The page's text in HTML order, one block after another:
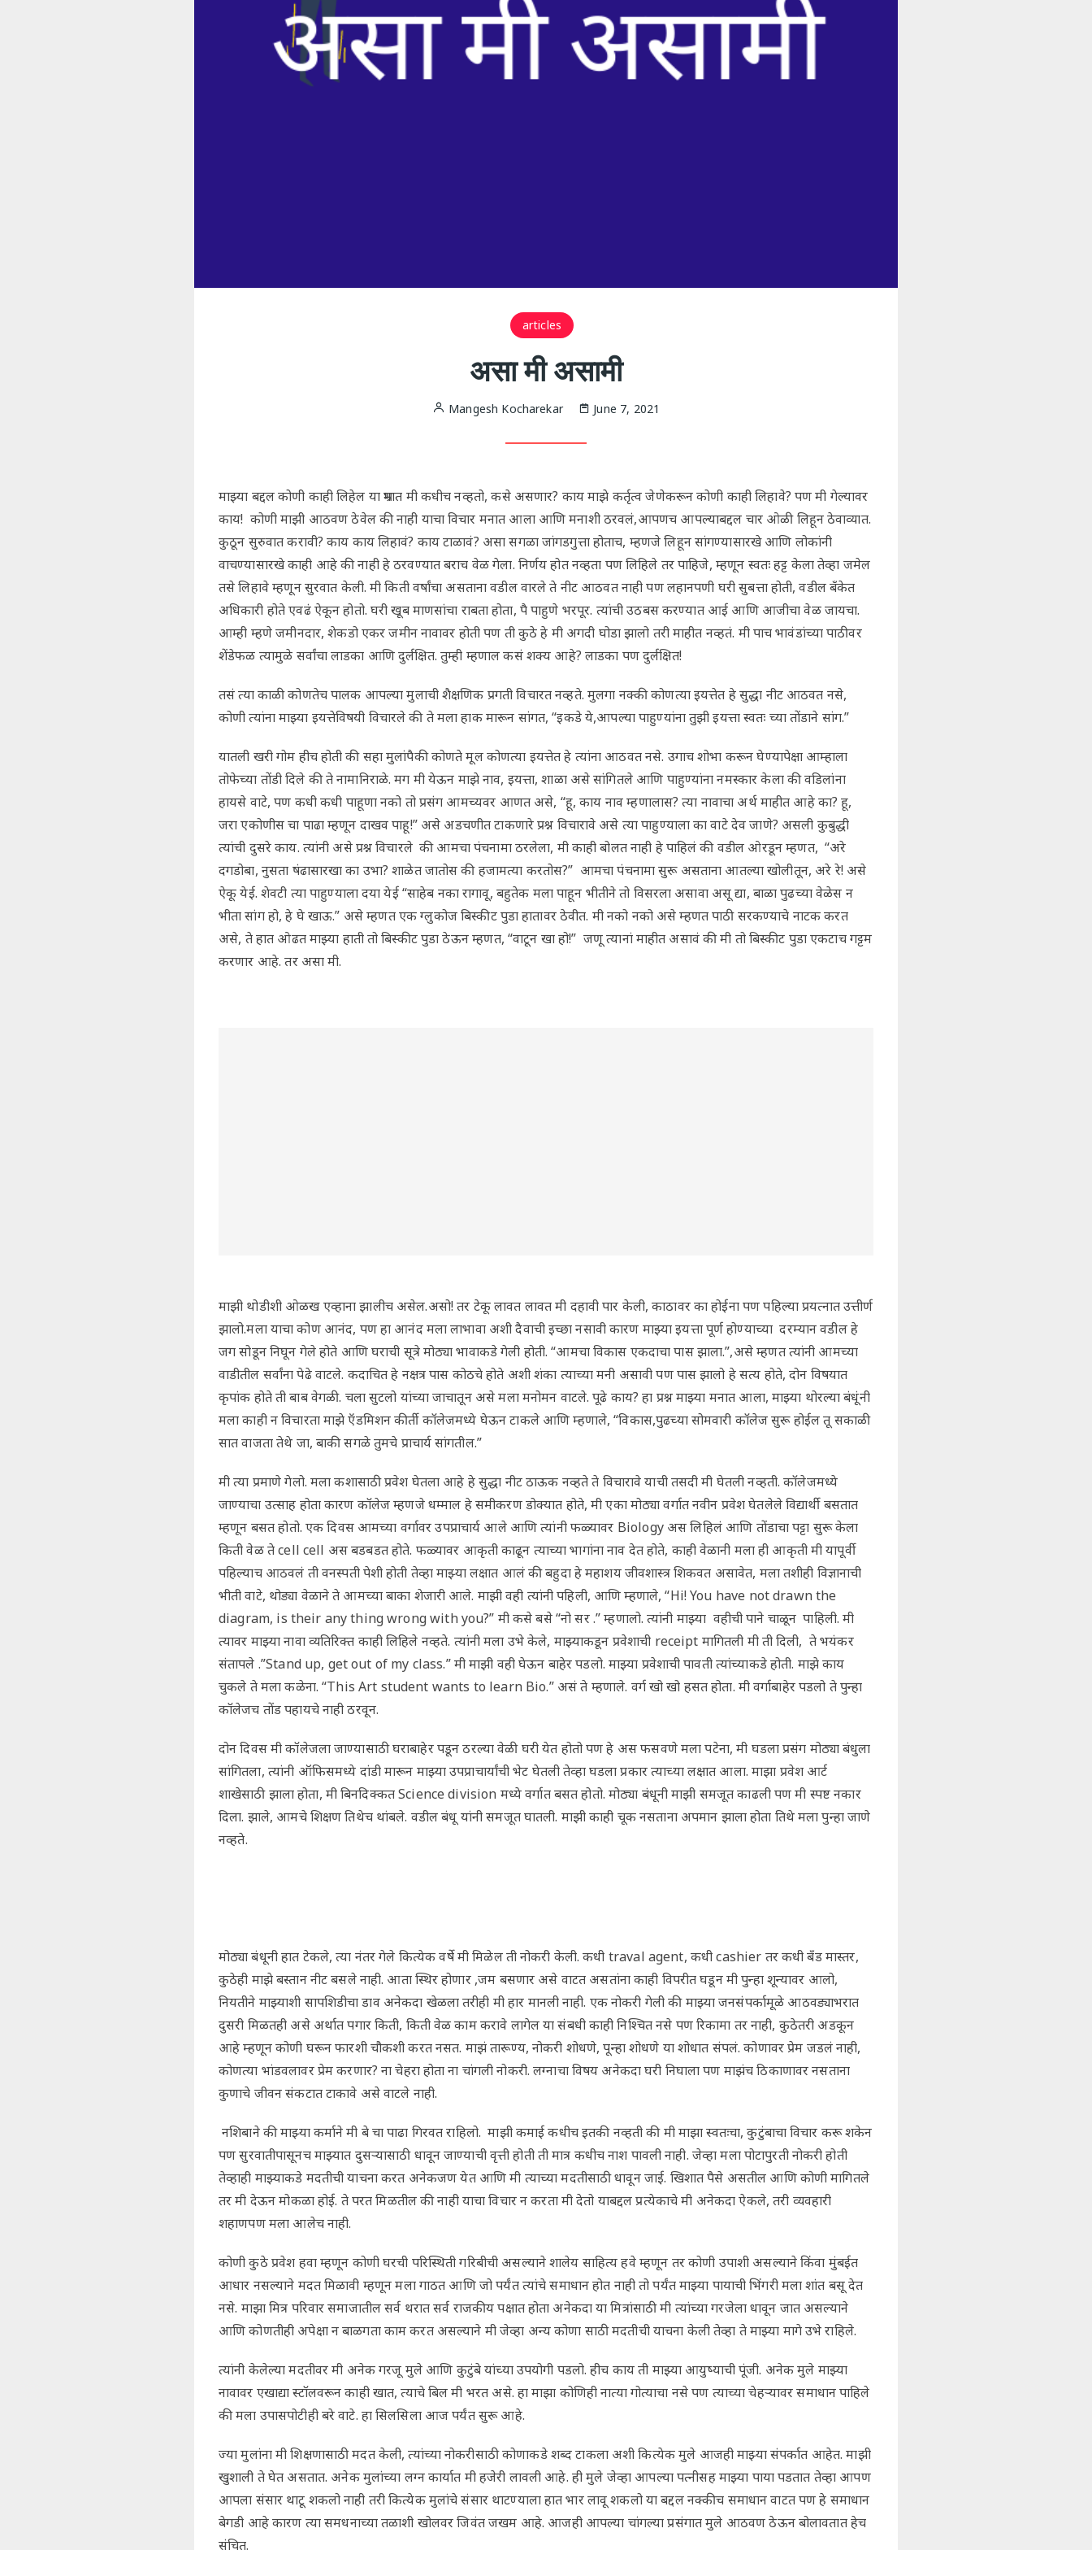
articles
असा मी असामी
Mangesh Kocharekar June 7, 2021
माझ्या बद्दल कोणी काही लिहेल या भ्रमात मी कधीच नव्हतो, कसे असणार? काय माझे कर्तृत्व जेणेकरून कोणी काही लिहावे? पण मी गेल्यावर
काय! कोणी माझी आठवण ठेवेल की नाही याचा विचार मनात आला आणि मनाशी ठरवलं,आपणच आपल्याबद्दल चार ओळी लिहून ठेवाव्यात.
कुठून सुरुवात करावी? काय काय लिहावं? काय टाळावं? असा सगळा जांगडगुत्ता होताच, म्हणजे लिहून सांगण्यासारखे आणि लोकांनी
वाचण्यासारखे काही आहे की नाही हे ठरवण्यात बराच वेळ गेला. निर्णय होत नव्हता पण लिहिले तर पाहिजे, म्हणून स्वतः हट्ट केला तेव्हा जमेल
तसे लिहावे म्हणून सुरवात केली. मी किती वर्षांचा असताना वडील वारले ते नीट आठवत नाही पण लहानपणी घरी सुबत्ता होती, वडील बँकेत
अधिकारी होते एवढं ऐकून होतो. घरी खूब माणसांचा राबता होता, पै पाहुणे भरपूर. त्यांची उठबस करण्यात आई आणि आजीचा वेळ जायचा.
आम्ही म्हणे जमीनदार, शेकडो एकर जमीन नावावर होती पण ती कुठे हे मी अगदी घोडा झालो तरी माहीत नव्हतं. मी पाच भावंडांच्या पाठीवर
शेंडेफळ त्यामुळे सर्वांचा लाडका आणि दुर्लक्षित. तुम्ही म्हणाल कसं शक्य आहे? लाडका पण दुर्लक्षित!
तसं त्या काळी कोणतेच पालक आपल्या मुलाची शैक्षणिक प्रगती विचारत नव्हते. मुलगा नक्की कोणत्या इयत्तेत हे सुद्धा नीट आठवत नसे,
कोणी त्यांना माझ्या इयत्तेविषयी विचारले की ते मला हाक मारून सांगत, “इकडे ये,आपल्या पाहुण्यांना तुझी इयत्ता स्वतः च्या तोंडाने सांग.”
यातली खरी गोम हीच होती की सहा मुलांपैकी कोणते मूल कोणत्या इयत्तेत हे त्यांना आठवत नसे. उगाच शोभा करून घेण्यापेक्षा आम्हाला
तोफेच्या तोंडी दिले की ते नामानिराळे. मग मी येऊन माझे नाव, इयत्ता, शाळा असे सांगितले आणि पाहुण्यांना नमस्कार केला की वडिलांना
हायसे वाटे, पण कधी कधी पाहूणा नको तो प्रसंग आमच्यवर आणत असे, “हू, काय नाव म्हणालास? त्या नावाचा अर्थ माहीत आहे का? हू,
जरा एकोणीस चा पाढा म्हणून दाखव पाहू!” असे अडचणीत टाकणारे प्रश्न विचारावे असे त्या पाहुण्याला का वाटे देव जाणे? असली कुबुद्धी
त्यांची दुसरे काय. त्यांनी असे प्रश्न विचारले की आमचा पंचनामा ठरलेला, मी काही बोलत नाही हे पाहिलं की वडील ओरडून म्हणत, “अरे
दगडोबा, नुसता षंढासारखा का उभा? शाळेत जातोस की हजामत्या करतोस?” आमचा पंचनामा सुरू असताना आतल्या खोलीतून, अरे रे! असे
ऐकू येई. शेवटी त्या पाहुण्याला दया येई “साहेब नका रागावू, बहुतेक मला पाहून भीतीने तो विसरला असावा असू द्या, बाळा पुढच्या वेळेस न
भीता सांग हो, हे घे खाऊ.” असे म्हणत एक ग्लुकोज बिस्कीट पुडा हातावर ठेवीत. मी नको नको असे म्हणत पाठी सरकण्याचे नाटक करत
असे, ते हात ओढत माझ्या हाती तो बिस्कीट पुडा ठेऊन म्हणत, “वाटून खा हो!” जणू त्यानां माहीत असावं की मी तो बिस्कीट पुडा एकटाच गट्टम
करणार आहे. तर असा मी.
माझी थोडीशी ओळख एव्हाना झालीच असेल.असो! तर टेकू लावत लावत मी दहावी पार केली, काठावर का होईना पण पहिल्या प्रयत्नात उत्तीर्ण
झालो.मला याचा कोण आनंद, पण हा आनंद मला लाभावा अशी दैवाची इच्छा नसावी कारण माझ्या इयत्ता पूर्ण होण्याच्या दरम्यान वडील हे
जग सोडून निघून गेले होते आणि घराची सूत्रे मोठ्या भावाकडे गेली होती. “आमचा विकास एकदाचा पास झाला.”,असे म्हणत त्यांनी आमच्या
वाडीतील सर्वांना पेढे वाटले. कदाचित हे नक्षत्र पास कोठचे होते अशी शंका त्याच्या मनी असावी पण पास झालो हे सत्य होते, दोन विषयात
कृपांक होते ती बाब वेगळी. चला सुटलो यांच्या जाचातून असे मला मनोमन वाटले. पूढे काय? हा प्रश्न माझ्या मनात आला, माझ्या थोरल्या बंधूंनी
मला काही न विचारता माझे ऍडमिशन कीर्ती कॉलेजमध्ये घेऊन टाकले आणि म्हणाले, “विकास,पुढच्या सोमवारी कॉलेज सुरू होईल तू सकाळी
सात वाजता तेथे जा, बाकी सगळे तुमचे प्राचार्य सांगतील.”
मी त्या प्रमाणे गेलो. मला कशासाठी प्रवेश घेतला आहे हे सुद्धा नीट ठाऊक नव्हते ते विचारावे याची तसदी मी घेतली नव्हती. कॉलेजमध्ये
जाण्याचा उत्साह होता कारण कॉलेज म्हणजे धम्माल हे समीकरण डोक्यात होते, मी एका मोठ्या वर्गात नवीन प्रवेश घेतलेले विद्यार्थी बसतात
म्हणून बसत होतो. एक दिवस आमच्या वर्गावर उपप्राचार्य आले आणि त्यांनी फळ्यावर Biology अस लिहिलं आणि तोंडाचा पट्टा सुरू केला
किती वेळ ते cell cell अस बडबडत होते. फळ्यावर आकृती काढून त्याच्या भागांना नाव देत होते, काही वेळानी मला ही आकृती मी यापूर्वी
पहिल्याच आठवलं ती वनस्पती पेशी होती तेव्हा माझ्या लक्षात आलं की बहुदा हे महाशय जीवशास्त्र शिकवत असावेत, मला तशीही विज्ञानाची
भीती वाटे, थोड्या वेळाने ते आमच्या बाका शेजारी आले. माझी वही त्यांनी पहिली, आणि म्हणाले, “Hi! You have not drawn the
diagram, is their any thing wrong with you?” मी कसे बसे “नो सर .” म्हणालो. त्यांनी माझ्या वहीची पाने चाळून पाहिली. मी
त्यावर माझ्या नावा व्यतिरिक्त काही लिहिले नव्हते. त्यांनी मला उभे केले, माझ्याकडून प्रवेशाची receipt मागितली मी ती दिली, ते भयंकर
संतापले .”Stand up, get out of my class.” मी माझी वही घेऊन बाहेर पडलो. माझ्या प्रवेशाची पावती त्यांच्याकडे होती. माझे काय
चुकले ते मला कळेना. “This Art student wants to learn Bio.” असं ते म्हणाले. वर्ग खो खो हसत होता. मी वर्गाबाहेर पडलो ते पुन्हा
कॉलेजच तोंड पहायचे नाही ठरवून.
दोन दिवस मी कॉलेजला जाण्यासाठी घराबाहेर पडून ठरल्या वेळी घरी येत होतो पण हे अस फसवणे मला पटेना, मी घडला प्रसंग मोठ्या बंधुला
सांगितला, त्यांनी ऑफिसमध्ये दांडी मारून माझ्या उपप्राचार्यांची भेट घेतली तेव्हा घडला प्रकार त्याच्या लक्षात आला. माझा प्रवेश आर्ट
शाखेसाठी झाला होता, मी बिनदिक्कत Science division मध्ये वर्गात बसत होतो. मोठ्या बंधूनी माझी समजूत काढली पण मी स्पष्ट नकार
दिला. झाले, आमचे शिक्षण तिथेच थांबले. वडील बंधू यांनी समजूत घातली. माझी काही चूक नसताना अपमान झाला होता तिथे मला पुन्हा जाणे
नव्हते.
मोठ्या बंधूनी हात टेकले, त्या नंतर गेले कित्येक वर्षे मी मिळेल ती नोकरी केली. कधी traval agent, कधी cashier तर कधी बँड मास्तर,
कुठेही माझे बस्तान नीट बसले नाही. आता स्थिर होणार ,जम बसणार असे वाटत असतांना काही विपरीत घडून मी पुन्हा शून्यावर आलो,
नियतीने माझ्याशी सापशिडीचा डाव अनेकदा खेळला तरीही मी हार मानली नाही. एक नोकरी गेली की माझ्या जनसंपर्कामूळे आठवड्याभरात
दुसरी मिळतही असे अर्थात पगार किती, किती वेळ काम करावे लागेल या संबधी काही निश्चित नसे पण रिकामा तर नाही, कुठेतरी अडकून
आहे म्हणून कोणी घरून फारशी चौकशी करत नसत. माझं तारूण्य, नोकरी शोधणे, पून्हा शोधणे या शोधात संपलं. कोणावर प्रेम जडलं नाही,
कोणत्या भांडवलावर प्रेम करणार? ना चेहरा होता ना चांगली नोकरी. लग्नाचा विषय अनेकदा घरी निघाला पण माझंच ठिकाणावर नसताना
कुणाचे जीवन संकटात टाकावे असे वाटले नाही.
नशिबाने की माझ्या कर्माने मी बे चा पाढा गिरवत राहिलो. माझी कमाई कधीच इतकी नव्हती की मी माझा स्वतःचा, कुटुंबाचा विचार करू शकेन
पण सुरवातीपासूनच माझ्यात दुसऱ्यासाठी धावून जाण्याची वृत्ती होती ती मात्र कधीच नाश पावली नाही. जेव्हा मला पोटापुरती नोकरी होती
तेव्हाही माझ्याकडे मदतीची याचना करत अनेकजण येत आणि मी त्याच्या मदतीसाठी धावून जाई. खिशात पैसे असतील आणि कोणी मागितले
तर मी देऊन मोकळा होई. ते परत मिळतील की नाही याचा विचार न करता मी देतो याबद्दल प्रत्येकाचे मी अनेकदा ऐकले, तरी व्यवहारी
शहाणपण मला आलेच नाही.
कोणी कुठे प्रवेश हवा म्हणून कोणी घरची परिस्थिती गरिबीची असल्याने शालेय साहित्य हवे म्हणून तर कोणी उपाशी असल्याने किंवा मुंबईत
आधार नसल्याने मदत मिळावी म्हणून मला गाठत आणि जो पर्यंत त्यांचे समाधान होत नाही तो पर्यंत माझ्या पायाची भिंगरी मला शांत बसू देत
नसे. माझा मित्र परिवार समाजातील सर्व थरात सर्व राजकीय पक्षात होता अनेकदा या मित्रांसाठी मी त्यांच्या गरजेला धावून जात असल्याने
आणि कोणतीही अपेक्षा न बाळगता काम करत असल्याने मी जेव्हा अन्य कोणा साठी मदतीची याचना केली तेव्हा ते माझ्या मागे उभे राहिले.
त्यांनी केलेल्या मदतीवर मी अनेक गरजू मुले आणि कुटुंबे यांच्या उपयोगी पडलो. हीच काय ती माझ्या आयुष्याची पूंजी. अनेक मुले माझ्या
नावावर एखाद्या स्टॉलवरून काही खात, त्याचे बिल मी भरत असे. हा माझा कोणिही नात्या गोत्याचा नसे पण त्याच्या चेहऱ्यावर समाधान पाहिले
की मला उपासपोटीही बरे वाटे. हा सिलसिला आज पर्यंत सुरू आहे.
ज्या मुलांना मी शिक्षणासाठी मदत केली, त्यांच्या नोकरीसाठी कोणाकडे शब्द टाकला अशी कित्येक मुले आजही माझ्या संपर्कात आहेत. माझी
खुशाली ते घेत असतात. अनेक मुलांच्या लग्न कार्यात मी हजेरी लावली आहे. ही मुले जेव्हा आपल्या पत्नीसह माझ्या पाया पडतात तेव्हा आपण
आपला संसार थाटू शकलो नाही तरी कित्येक मुलांचे संसार थाटण्याला हात भार लावू शकलो या बद्दल नक्कीच समाधान वाटत पण हे समाधान
बेगडी आहे कारण त्या समधनाच्या तळाशी खोलवर जिवंत जखम आहे. आजही आपल्या चांगल्या प्रसंगात मुले आठवण ठेऊन बोलावतात हेच
संचित.